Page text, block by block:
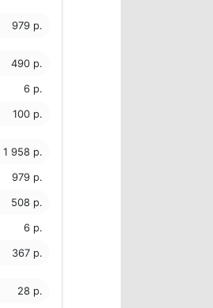
979 р.
490 р.
6 р.
100 р.
1 958 р.
979 р.
508 р.
6 р.
367 р.
28 р.